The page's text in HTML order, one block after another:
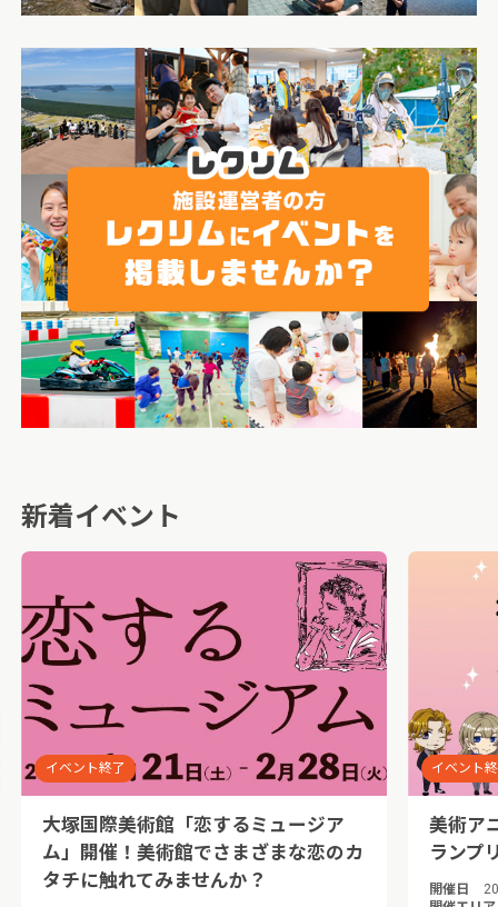
新着イベント
イベント終了
大塚国際美術館「恋するミュージア
ム」開催！美術館でさまざまな恋のカ
タチに触れてみませんか？
イベント
美術ア
ランプ
開催日